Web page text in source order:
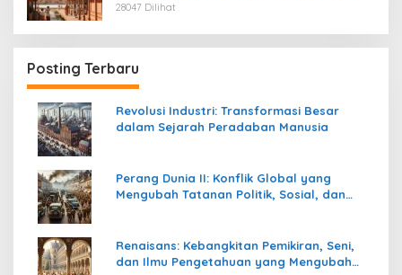
28047 Dilihat
Posting Terbaru
Revolusi Industri: Transformasi Besar
dalam Sejarah Peradaban Manusia
Perang Dunia II: Konflik Global yang
Mengubah Tatanan Politik, Sosial, dan
Renaisans: Kebangkitan Pemikiran, Seni,
dan Ilmu Pengetahuan yang Mengubah